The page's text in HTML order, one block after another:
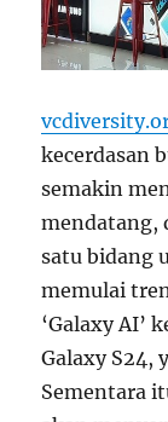
kecerdasan
semakin
mendatang,
satu bidang
memulai
‘Galaxy AI’
Galaxy S24,
Sementara